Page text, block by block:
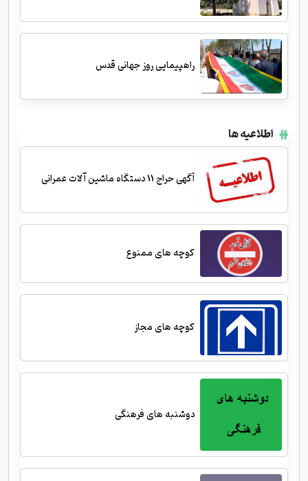
راهپیمایی روز جهانی قدس
اطلاعیه ها
آگهی حراج 11 دستگاه ماشین آلات عمرانی
کوچه های ممنوع
کوچه های مجاز
دوشنبه های فرهنگی